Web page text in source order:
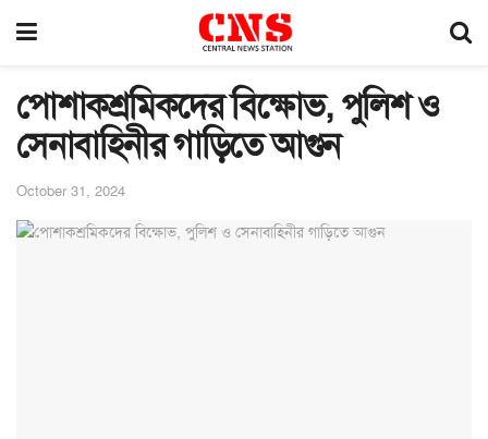
পোশাকশ্রমিকদের বিক্ষোভ, পুলিশ ও
সেনাবাহিনীর গাড়িতে আগুন
October 31, 2024